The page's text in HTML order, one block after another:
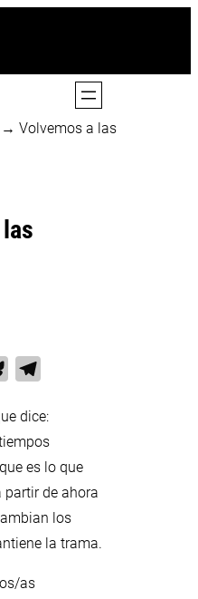
→ Volvemos a las
Bluesky
dice:
es lo que
partir de ahora
los
la trama.
as